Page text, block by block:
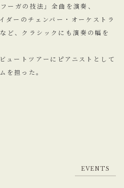
ーガの技法」全曲を演奏、
ーのチェンバー・オーケストラ
ど、クラシックにも演奏の幅を
ートツアーにピアニストとして
を担った。
EVENTS
EVENTS